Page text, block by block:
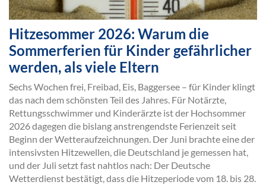
Hitzesommer 2026: Warum die
Sommerferien für Kinder gefährlicher
werden, als viele Eltern
Sechs Wochen frei, Freibad, Eis, Baggersee – für Kinder klingt
das nach dem schönsten Teil des Jahres. Für Notärzte,
Rettungsschwimmer und Kinderärzte ist der Hochsommer
2026 dagegen die bislang anstrengendste Ferienzeit seit
Beginn der Wetteraufzeichnungen. Der Juni brachte eine der
intensivsten Hitzewellen, die Deutschland je gemessen hat,
und der Juli setzt fast nahtlos nach: Der Deutsche
Wetterdienst bestätigt, dass die Hitzeperiode vom 18. bis 28.